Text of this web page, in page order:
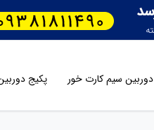
دوربین سیم کارت خور پکیج